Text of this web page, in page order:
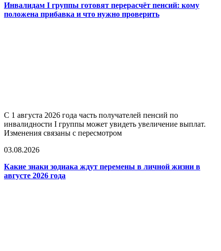
Инвалидам I группы готовят перерасчёт пенсий: кому
положена прибавка и что нужно проверить
С 1 августа 2026 года часть получателей пенсий по
инвалидности I группы может увидеть увеличение выплат.
Изменения связаны с пересмотром
03.08.2026
Какие знаки зодиака ждут перемены в личной жизни в
августе 2026 года